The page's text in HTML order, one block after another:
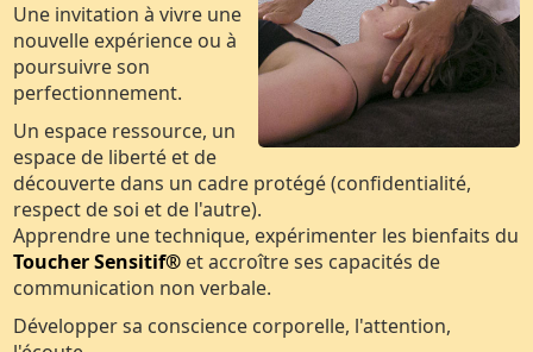
Une invitation à vivre une
nouvelle expérience ou à
poursuivre son
perfectionnement.
Un espace ressource, un
espace de liberté et de
découverte dans un cadre protégé (confidentialité,
respect de soi et de l'autre).
Apprendre une technique, expérimenter les bienfaits du
Toucher Sensitif® et accroître ses capacités de
communication non verbale.
Développer sa conscience corporelle, l'attention,